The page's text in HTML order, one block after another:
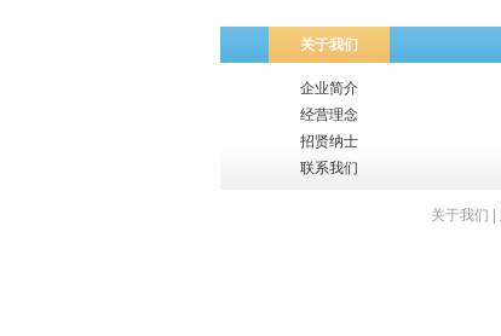
关于我们
企业简介
经营理念
招贤纳士
联系我们
关于我们